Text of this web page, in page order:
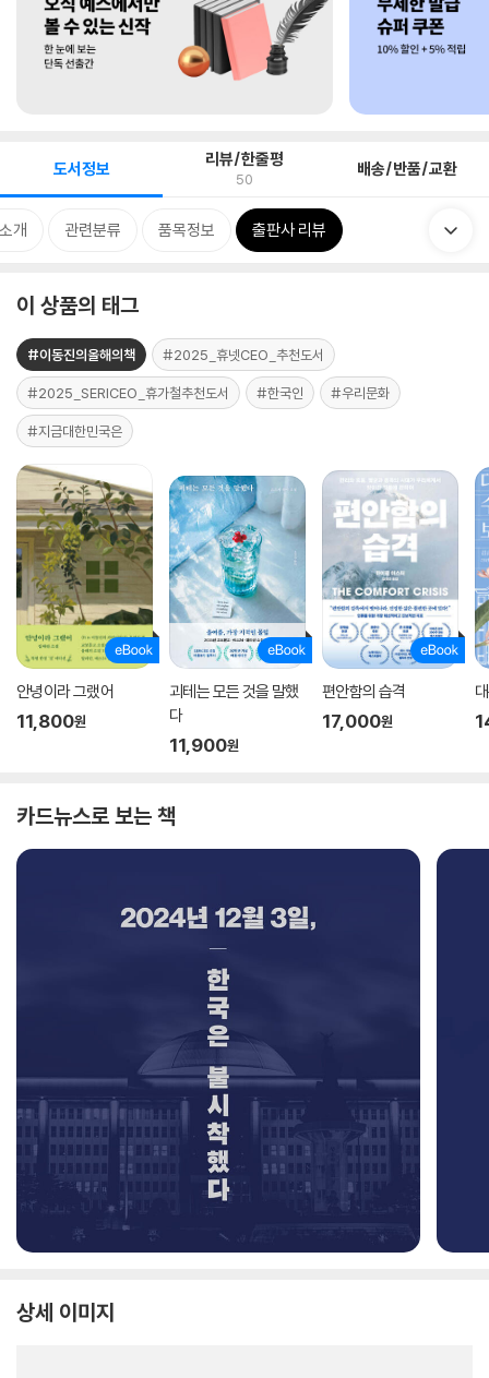
도서정보 리뷰/한줄평
50 배송/반품/교환
개 관련분류 품목정보 출판사 리뷰
이 상품의 태그
#이동진의올해의책 #2025_휴넷CEO_추천도서
#2025_SERICEO_휴가철추천도서 #한국인 #우리문화
#지금대한민국은
안녕이라 그랬어
11,800원
괴테는 모든 것을 말했
다
11,900원
편안함의 습격
17,000원
카드뉴스로 보는 책
상세 이미지